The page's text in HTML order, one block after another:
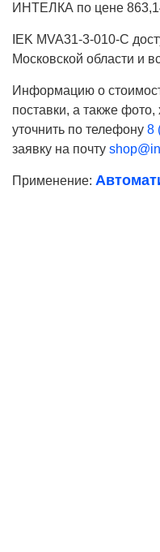
ИНТЕЛКА по цене
IEK MVA31-3-010-C
Московской области и
Информацию о
поставки, а также
уточнить по телефону 8
заявку на почту
Применение:
Ваше имя